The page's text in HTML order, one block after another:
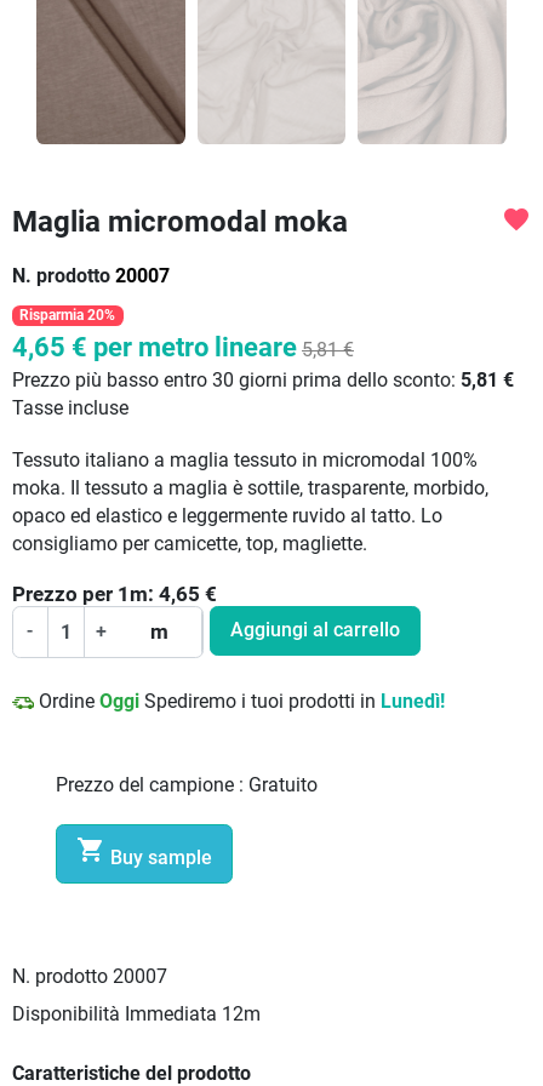
Maglia micromodal moka
N. prodotto 20007
favorite
Risparmia 20%
4,65 € per metro lineare 5,81 €
Prezzo più basso entro 30 giorni prima dello sconto: 5,81 €
Tasse incluse
Tessuto italiano a maglia tessuto in micromodal 100%
moka. Il tessuto a maglia è sottile, trasparente, morbido,
opaco ed elastico e leggermente ruvido al tatto. Lo
consigliamo per camicette, top, magliette.
Prezzo per 1 m: 4,65 €
- + m Aggiungi al carrello
Ordine Oggi Spediremo i tuoi prodotti in Lunedì!
Prezzo del campione : Gratuito
 Buy sample
N. prodotto 20007
Disponibilità Immediata 12m
Caratteristiche del prodotto